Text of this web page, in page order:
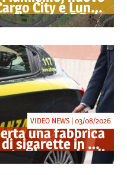
City e Lunga
ADR da
oltre 40 milioni
una fabbrica
sigarette in via
1.350 kg di
tabacco
VIDEO NEWS | 03/08/2026